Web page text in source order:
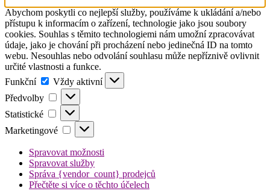
Abychom poskytli co nejlepší služby, používáme k ukládání a/nebo
přístupu k informacím o zařízení, technologie jako jsou soubory
cookies. Souhlas s těmito technologiemi nám umožní zpracovávat
údaje, jako je chování při procházení nebo jedinečná ID na tomto
webu. Nesouhlas nebo odvolání souhlasu může nepříznivě ovlivnit
určité vlastnosti a funkce.
Funkční
Funkční
Vždy aktivní
Předvolby
Předvolby
Statistické Statistické
Marketingové Marketingové
Spravovat možnosti
Spravovat služby
Správa {vendor_count} prodejců
Přečtěte si více o těchto účelech